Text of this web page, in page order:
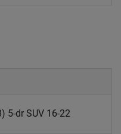
5-dr SUV 16-22